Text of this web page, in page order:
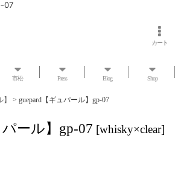
07
カート
市松 Press Blog Shop
> guepard【ギュパール】gp-07
ール】gp-07 [whisky×clear]